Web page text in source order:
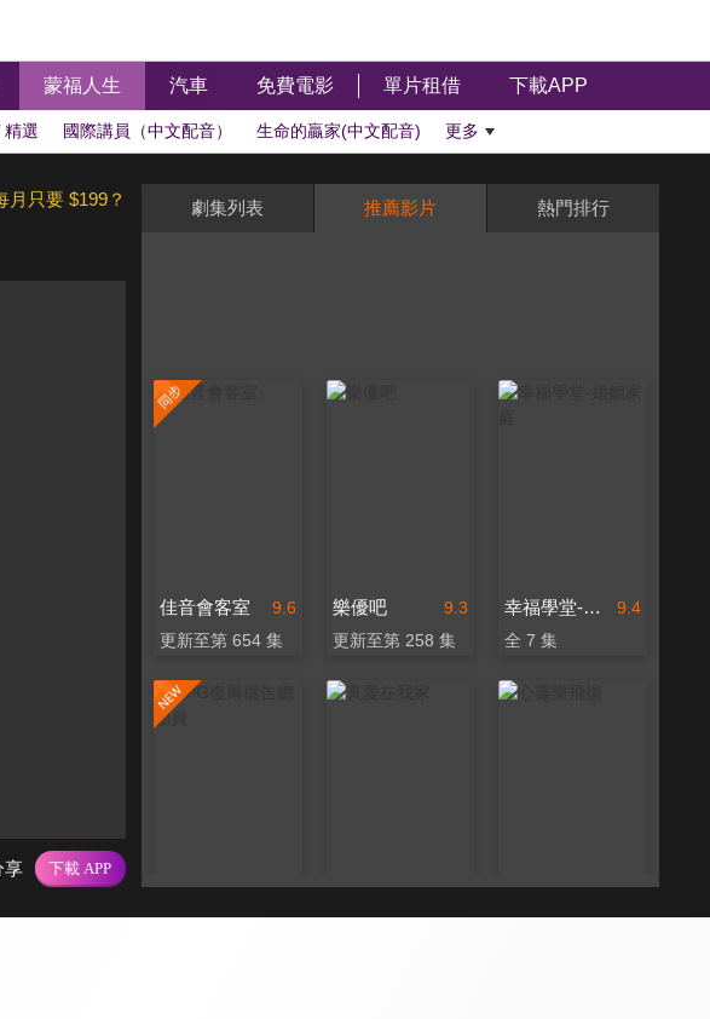
蒙福人生 汽車 免費電影 單片租借 下載APP
精選 國際講員（中文配音） 生命的贏家(中文配音) 更多
月只要 $199？
享
劇集列表 推薦影片 熱門排行
9.6
佳音會客室
更新至第 654 集
9.3
樂優吧
更新至第 258 集
9.4
幸福學堂-婚姻家庭
全 7 集